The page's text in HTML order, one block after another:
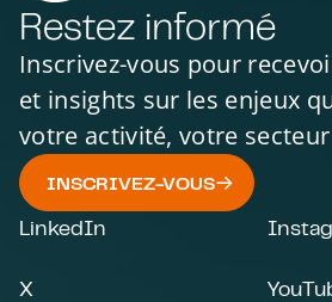
Restez informé
Inscrivez-vous pour
et insights sur les enjeux
votre activité, votre
INSCRIVEZ-VOUS
LinkedIn
X